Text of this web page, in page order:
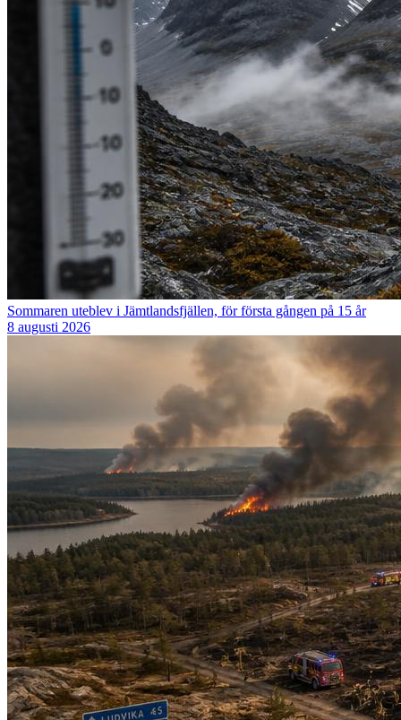
Sommaren uteblev i Jämtlandsfjällen, för första gången på 15 år
8 augusti 2026